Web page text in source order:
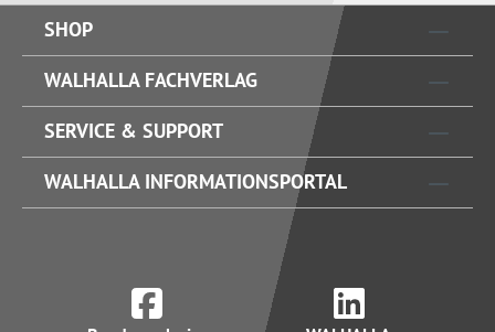
SHOP
WALHALLA FACHVERLAG
SERVICE & SUPPORT
WALHALLA INFORMATIONSPORTAL